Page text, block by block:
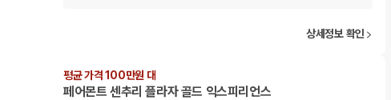
상세정보 확인
평균 가격 100만원 대
페어몬트 센추리 플라자 골드 익스피리언스